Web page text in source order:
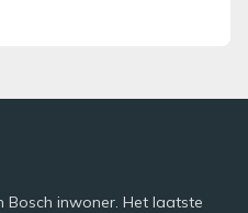
inwoner. Het laatste